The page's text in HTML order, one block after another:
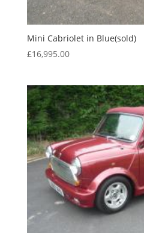
Mini Cabriolet in Blue(sold)
£16,995.00